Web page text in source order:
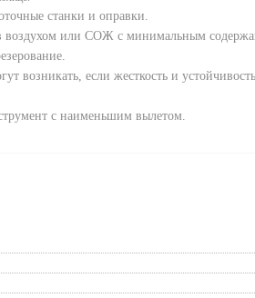
станки и оправки.
воздухом или СОЖ с минимальным
возникать, если жесткость и
с наименьшим вылетом.